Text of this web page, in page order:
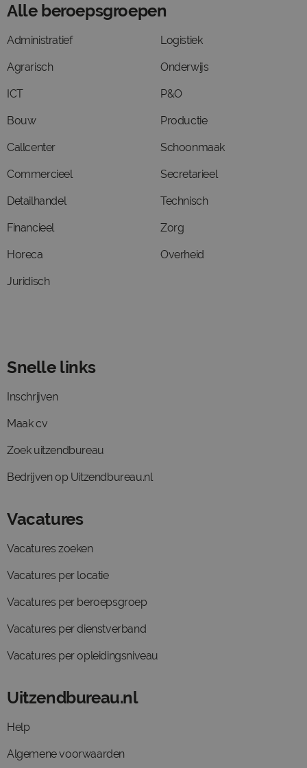
Alle beroepsgroepen
Administratief
Agrarisch
ICT
Bouw
Callcenter
Commercieel
Detailhandel
Financieel
Horeca
Juridisch
Logistiek
Onderwijs
P&O
Productie
Schoonmaak
Secretarieel
Technisch
Zorg
Overheid
Snelle links
Inschrijven
Maak cv
Zoek uitzendbureau
Bedrijven op Uitzendbureau.nl
Vacatures
Vacatures zoeken
Vacatures per locatie
Vacatures per beroepsgroep
Vacatures per dienstverband
Vacatures per opleidingsniveau
Uitzendbureau.nl
Help
Algemene voorwaarden